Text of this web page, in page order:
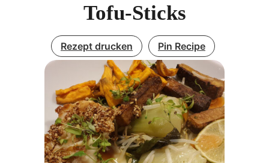
Tofu-Sticks
Rezept drucken Pin Recipe